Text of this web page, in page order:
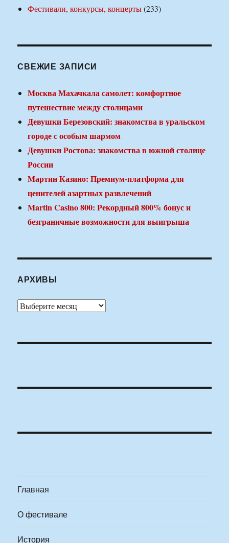
Фестивали, конкурсы, концерты(233)
СВЕЖИЕ ЗАПИСИ
Москва Махачкала самолет: комфортное
путешествие между столицами
Девушки Березовский: знакомства в уральском
городе с особым шармом
Девушки Ростова: знакомства в южной столице
России
Мартин Казино: Премиум-платформа для
ценителей азартных развлечений
Martin Casino 800: Рекордный 800% бонус и
безграничные возможности для выигрыша
АРХИВЫ
Архивы
Главная
О фестивале
История